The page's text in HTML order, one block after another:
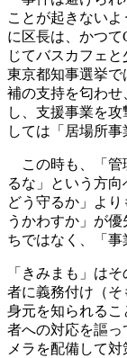
ことが起きない
に区長は、かつて
じてバスカフェ
東京都知事選挙で
補の支持を匂わせ
し、支援事業を
しては「居場所事
この時も、「管
るな」という方
どう守るか」よ
うかわすか」が
ちではなく、「事
「きみまも」は
者に義務付け（そ
身元を知られる
者への対応を謳っ
メラを配備して対